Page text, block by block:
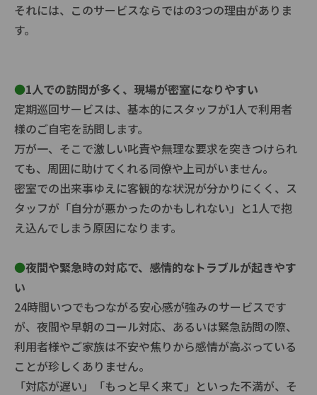
それには、このサービスならではの3つの理由がありま
す。
●1人での訪問が多く、現場が密室になりやすい
定期巡回サービスは、基本的にスタッフが1人で利用者
様のご自宅を訪問します。
万が一、そこで激しい叱責や無理な要求を突きつけられ
ても、周囲に助けてくれる同僚や上司がいません。
密室での出来事ゆえに客観的な状況が分かりにくく、ス
タッフが「自分が悪かったのかもしれない」と1人で抱
え込んでしまう原因になります。
●夜間や緊急時の対応で、感情的なトラブルが起きやす
い
24時間いつでもつながる安心感が強みのサービスです
が、夜間や早朝のコール対応、あるいは緊急訪問の際、
利用者様やご家族は不安や焦りから感情が高ぶっている
ことが珍しくありません。
「対応が遅い」「もっと早く来て」といった不満が、そ